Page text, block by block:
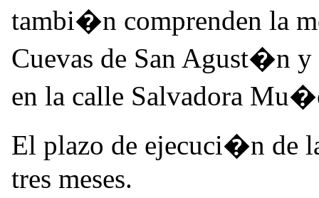
tambi�n comprenden la
Cuevas de San Agust�n
en la calle Salvadora
El plazo de ejecuci�n de
tres meses.